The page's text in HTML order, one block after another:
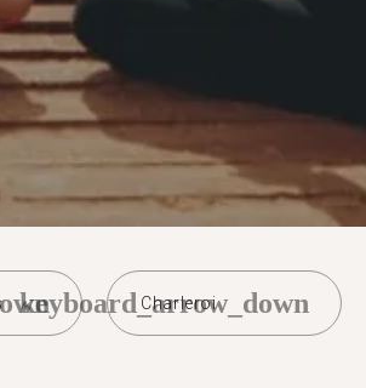
Charleroi
keyboard_arrow_down